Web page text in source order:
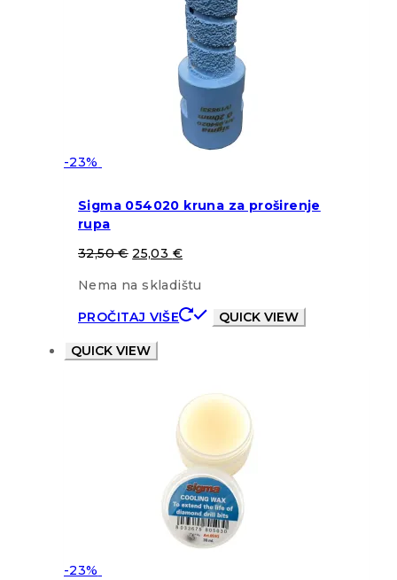
-23%
Sigma 054020 kruna za proširenje
rupa
32,50€ 25,03 €
Nema na skladištu
PROČITAJ VIŠE
QUICK VIEW
QUICK VIEW
-23%